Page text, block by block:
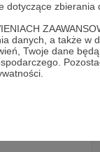
zbierania
danych, a także
Twoje dane